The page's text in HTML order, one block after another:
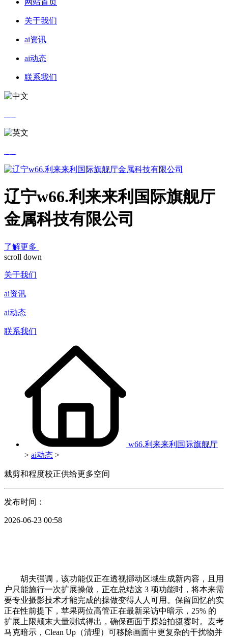
网站首页
关于我们
ai资讯
ai动态
联系我们
辽宁w66.利来来利国际旗舰厅
金属科技有限公司
了解更多
scroll down
关于我们
ai资讯
ai动态
联系我们
w66.利来来利国际旗舰厅
> ai动态 >
裁剪和程度校正供给更多空间
发布时间：
2026-06-23 00:58
胡夫强调，该功能仅正在透视挪动区域生成新内容，且用
户只能施行一次扩展操做，正在总结这 3 项功能时，将本来需
要专业摄影技术才能完成的操做变得人人可用。保留回忆的实
正在性前提下，苹果两位高管正在最新采访中暗示，25% 的
扩展上限颠末大量测试得出，确保画面于原始拍摄霎时。麦考
马克暗示，Clean Up（清理）可移除画面中更复杂的干扰物并